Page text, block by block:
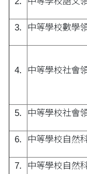
3. 中等學校數學
4. 中等學校社會
5. 中等學校社會
6. 中等學校自然
7. 中等學校自然